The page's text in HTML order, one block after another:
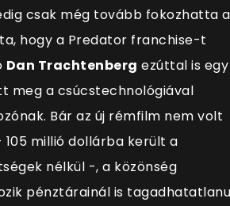
csak még tovább fokozhatta
hogy a Predator franchise-t
Dan Trachtenberg ezúttal is egy
meg a csúcstechnológiával
Bár az új rémfilm nem volt
millió dollárba került a
nélkül -, a közönség
pénztárainál is